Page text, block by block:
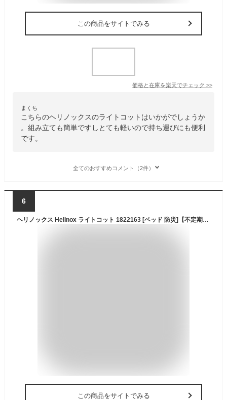
この商品をサイトでみる
価格と在庫を楽天でチェック >>
まくち
こちらのヘリノックスのライトコットはいかがでしょうか
。組み立ても簡単ですしとても軽いので持ち運びにも便利
です。
全てのおすすめコメント（2件）
6
ヘリノックス Helinox ライトコット 1822163 [ベッド 防災]【不定期開催/セール価格品は返品交換不可】
この商品をサイトでみる